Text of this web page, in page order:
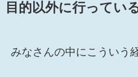
目的以外に行ってい
みなさんの中にこういう